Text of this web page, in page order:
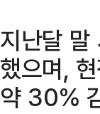
지난달
했으며,
약 30%